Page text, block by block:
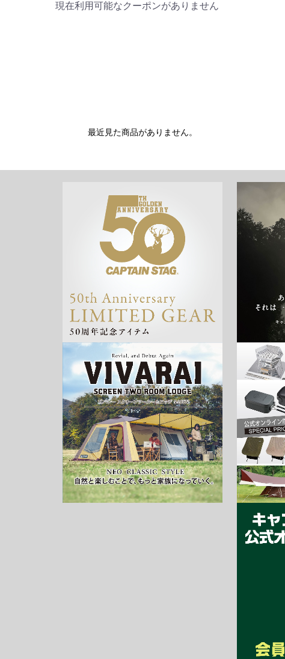
現在利用可能なクーポンがありません
最近見た商品がありません。